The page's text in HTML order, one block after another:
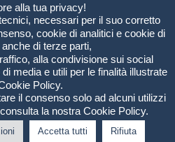
| Privacy
alla tua privacy!
necessari per il suo corretto
cookie di analitici e cookie di
di terze parti,
alla condivisione sui social
media e utili per le finalità illustrate
Policy.
il consenso solo ad alcuni utilizzi
la nostra Cookie Policy.
Accetta tutti Rifiuta